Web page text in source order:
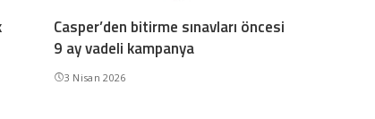
Casper’den bitirme sınavları öncesi
9 ay vadeli kampanya
3 Nisan 2026